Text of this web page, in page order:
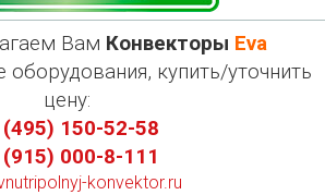
Вам Конвекторы Eva
купить/уточнить
цену:
(495) 150-52-58
000-8-111
konvektor.ru